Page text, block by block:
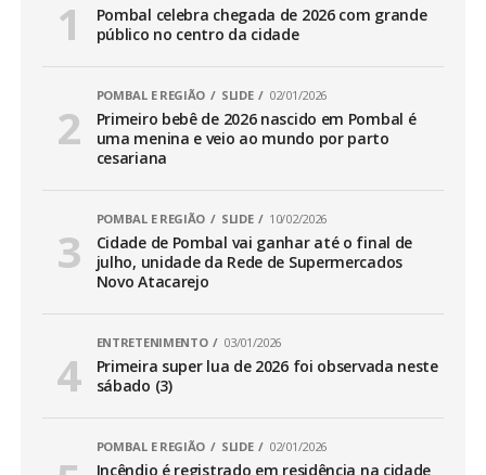
Pombal celebra chegada de 2026 com grande
público no centro da cidade
POMBAL E REGIÃO SLIDE 02/01/2026
Primeiro bebê de 2026 nascido em Pombal é
uma menina e veio ao mundo por parto
cesariana
POMBAL E REGIÃO SLIDE 10/02/2026
Cidade de Pombal vai ganhar até o final de
julho, unidade da Rede de Supermercados
Novo Atacarejo
ENTRETENIMENTO 03/01/2026
Primeira super lua de 2026 foi observada neste
sábado (3)
POMBAL E REGIÃO SLIDE 02/01/2026
Incêndio é registrado em residência na cidade